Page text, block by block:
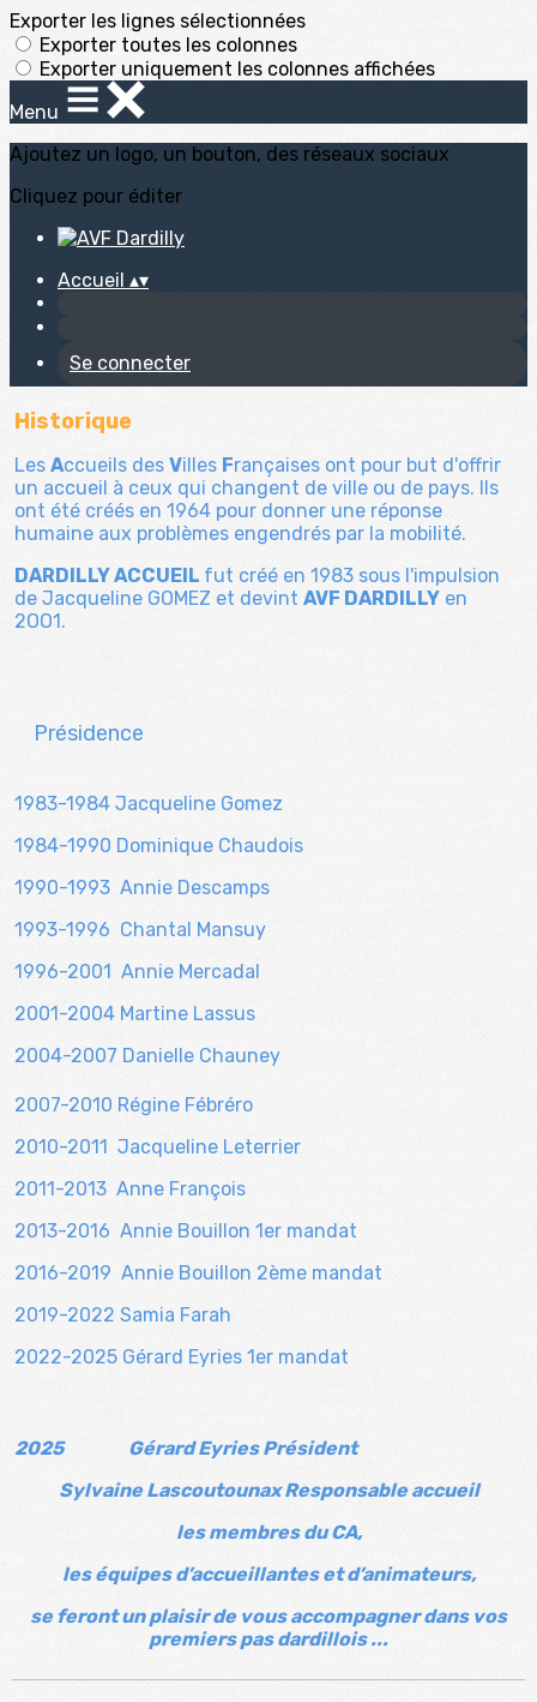
Exporter les lignes sélectionnées
Exporter toutes les colonnes
Exporter uniquement les colonnes affichées
Menu
Ajoutez un logo, un bouton, des réseaux sociaux
Cliquez pour éditer
Accueil ▴▾
Se connecter
Historique
Les Accueils des Villes Françaises ont pour but d'offrir
un accueil à ceux qui changent de ville ou de pays. Ils
ont été créés en 1964 pour donner une réponse
humaine aux problèmes engendrés par la mobilité.
DARDILLY ACCUEIL fut créé en 1983 sous l'impulsion
de Jacqueline GOMEZ et devint AVF DARDILLY en
2OO1.
Présidence
1983-1984 Jacqueline Gomez
1984-1990 Dominique Chaudois
1990-1993 Annie Descamps
1993-1996 Chantal Mansuy
1996-2001 Annie Mercadal
2001-2004 Martine Lassus
2004-2007 Danielle Chauney
2007-2010 Régine Fébréro
2010-2011 Jacqueline Leterrier
2011-2013 Anne François
2013-2016 Annie Bouillon 1er mandat
2016-2019 Annie Bouillon 2ème mandat
2019-2022 Samia Farah
2022-2025 Gérard Eyries 1er mandat
2025 Gérard Eyries Président
Sylvaine Lascoutounax Responsable accueil
les membres du CA,
les équipes d’accueillantes et d’animateurs,
se feront un plaisir de vous accompagner dans vos
premiers pas dardillois ...